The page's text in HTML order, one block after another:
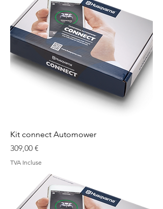
Kit connect Automower
Prix
309,00 €
TVA Incluse